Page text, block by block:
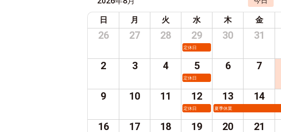
日 月 火 水 木 金
26 27 28 29
定休日
30 31
2 3 4 5
定休日
6 7
9 10 11 12
定休日
13
夏季休業
14
16 17 18 19 20 21